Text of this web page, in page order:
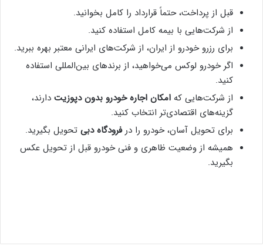
قبل از پرداخت، حتماً قرارداد را کامل بخوانید.
از شرکت‌هایی با بیمه کامل استفاده کنید.
برای رزرو خودرو از ایران، از شرکت‌های ایرانی معتبر بهره ببرید.
اگر خودرو لوکس می‌خواهید، از برندهای بین‌المللی استفاده
کنید.
از شرکت‌هایی که امکان اجاره خودرو بدون دپوزیت دارند،
گزینه‌های اقتصادی‌تر انتخاب کنید.
برای تحویل آسان، خودرو را درفرودگاه دبی تحویل بگیرید.
همیشه از وضعیت ظاهری و فنی خودرو قبل از تحویل عکس
بگیرید.